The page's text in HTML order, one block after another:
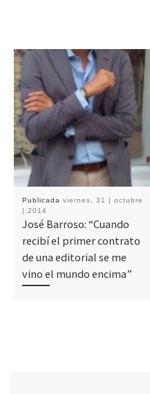
Publicada viernes, 31 | octubre
| 2014
José Barroso: “Cuando
recibí el primer contrato
de una editorial se me
vino el mundo encima”